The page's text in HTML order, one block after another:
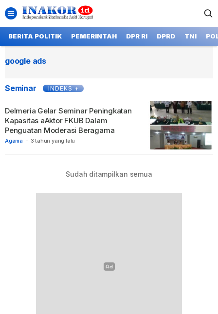
BERITA POLITIK PEMERINTAH DPR RI DPRD TNI
google ads
Seminar INDEKS +
Agama - 3 tahun yang lalu
Delmeria Gelar Seminar Peningkatan
Kapasitas aAktor FKUB Dalam
Penguatan Moderasi Beragama
Sudah ditampilkan semua